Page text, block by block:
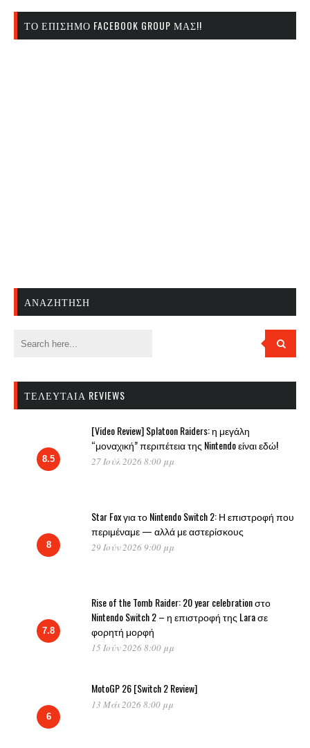
ΤΟ ΕΠΊΣΗΜΟ FACEBOOK GROUP ΜΑΣ!!
ΑΝΑΖΉΤΗΣΗ
ΤΕΛΕΥΤΑΊΑ REVIEWS
8.5
[Video Review] Splatoon Raiders: η μεγάλη
“μοναχική” περιπέτεια της Nintendo είναι εδώ!
27 Ιούλ 2026 8:00 μμ
8
Star Fox για το Nintendo Switch 2: Η επιστροφή που
περιμέναμε — αλλά με αστερίσκους
29 Ιούν 2026 9:00 μμ
7.8
Rise of the Tomb Raider: 20 year celebration στο
Nintendo Switch 2 – η επιστροφή της Lara σε
φορητή μορφή
15 Ιούν 2026 8:00 μμ
6
MotoGP 26 [Switch 2 Review]
13 Μάι 2026 8:00 μμ